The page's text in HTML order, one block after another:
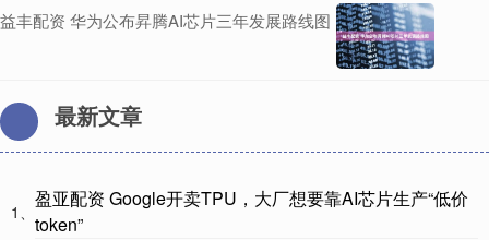
益丰配资 华为公布昇腾AI芯片三年发展路线图
最新文章
1、
盈亚配资 Google开卖TPU，大厂想要靠AI芯片生产“低价
token”